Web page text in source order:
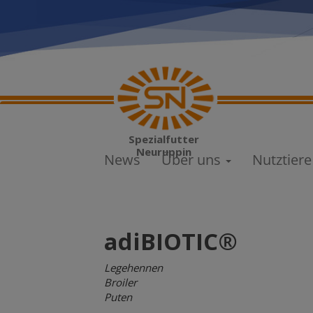
Spezialfutter
Neuruppin
Main
navigation
News Über uns Nutztiere
adiBIOTIC®
Legehennen
Broiler
Puten